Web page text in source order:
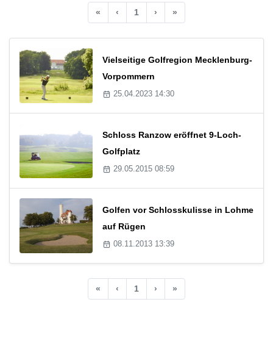
« ‹ 1 › »
Vielseitige Golfregion Mecklenburg-
Vorpommern
25.04.2023 14:30
Schloss Ranzow eröffnet 9-Loch-
Golfplatz
29.05.2015 08:59
Golfen vor Schlosskulisse in Lohme
auf Rügen
08.11.2013 13:39
« ‹ 1 › »